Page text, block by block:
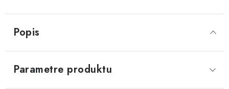
Popis
Parametre produktu